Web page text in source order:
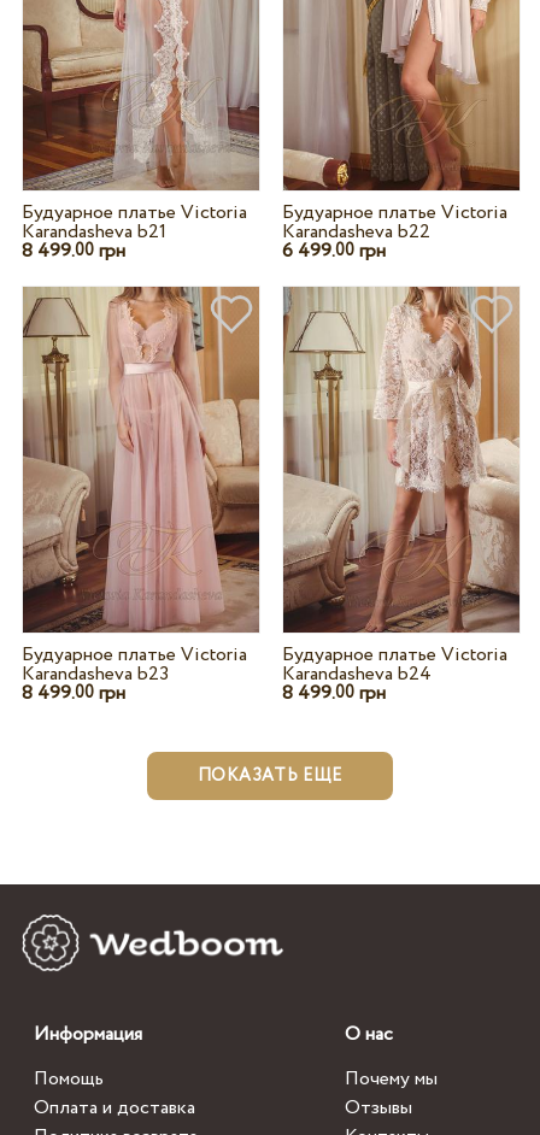
Будуарное платье Victoria
Karandasheva b21
8 499.00грн
Будуарное платье Victoria
Karandasheva b22
6 499.00 грн
Будуарное платье Victoria
Karandasheva b23
8 499.00грн
Будуарное платье Victoria
Karandasheva b24
8 499.00 грн
ПОКАЗАТЬ ЕЩЕ
Информация
Помощь
Оплата и доставка
О нас
Почему мы
Отзывы